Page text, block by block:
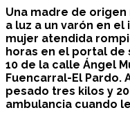
Una madre de
a luz a un varón en
mujer atendida
horas en el portal de
10 de la calle Ángel
Fuencarral-El Pardo.
pesado tres kilos y
ambulancia cuando